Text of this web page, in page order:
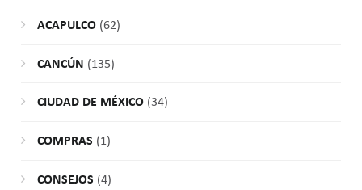
ACAPULCO(62)
CANCÚN (135)
CIUDAD DE MÉXICO(34)
COMPRAS (1)
CONSEJOS (4)